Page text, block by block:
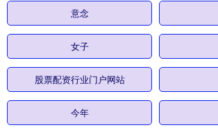
意念
女子
股票配资行业门户网站
今年